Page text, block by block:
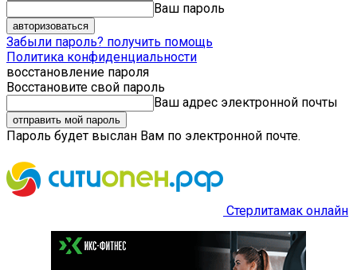
Ваш пароль
Забыли пароль? получить помощь
Политика конфиденциальности
восстановление пароля
Восстановите свой пароль
Ваш адрес электронной почты
Пароль будет выслан Вам по электронной почте.
Стерлитамак онлайн